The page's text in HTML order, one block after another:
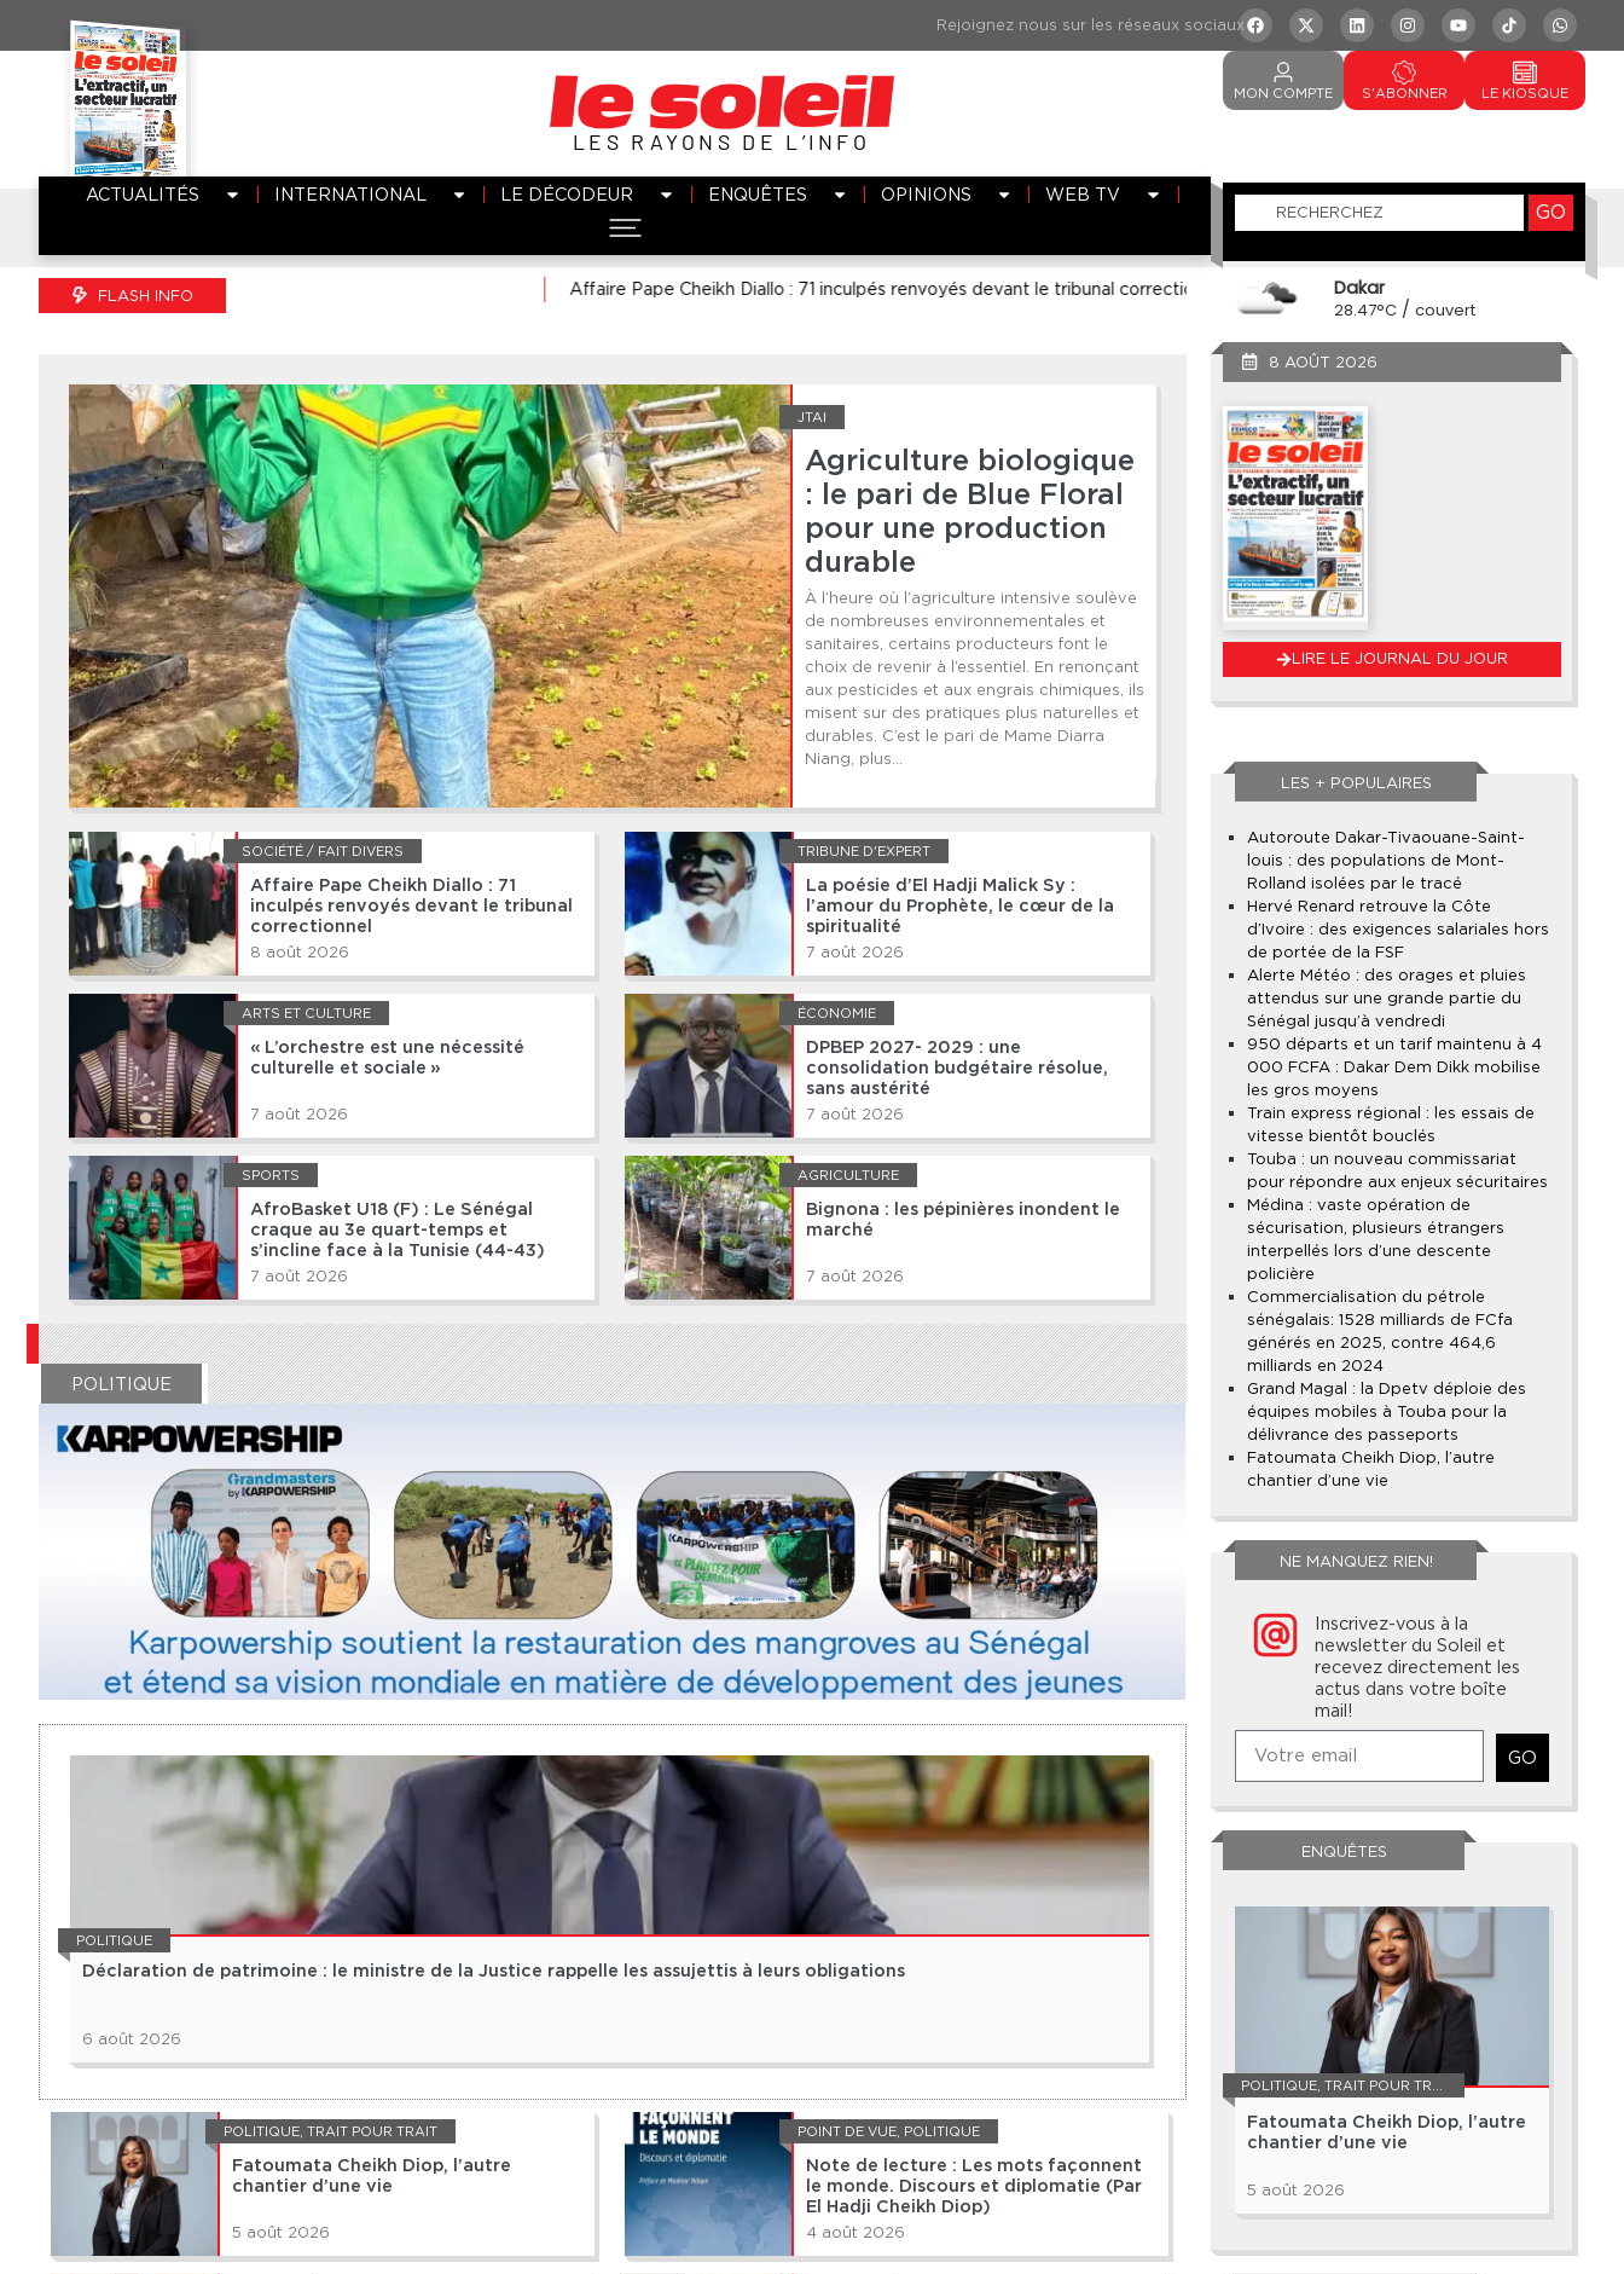
LES RAYONS DE L’INFO
MON COMPTE S'ABONNER LE KIOSQUE
ACTUALITÉS INTERNATIONAL LE DÉCODEUR ENQUÊTES OPINIONS WEB TV
GO
FLASH INFO Affaire Pape Cheikh Diallo : 71 inculpés renvoyés devant le tribunal correctionnel Agriculture biologique : le pari de Blue Floral pour
Dakar
28.47°C / couvert
JTAI
Agriculture biologique
: le pari de Blue Floral
pour une production
durable
À l’heure où l’agriculture intensive soulève
de nombreuses environnementales et
sanitaires, certains producteurs font le
choix de revenir à l’essentiel. En renonçant
aux pesticides et aux engrais chimiques, ils
misent sur des pratiques plus naturelles et
durables. C’est le pari de Mame Diarra
Niang, plus...
SOCIÉTÉ / FAIT DIVERS
Affaire Pape Cheikh Diallo : 71
inculpés renvoyés devant le tribunal
correctionnel
8 août 2026
TRIBUNE D'EXPERT
La poésie d’El Hadji Malick Sy :
l’amour du Prophète, le cœur de la
spiritualité
7 août 2026
ARTS ET CULTURE
« L’orchestre est une nécessité
culturelle et sociale »
7 août 2026
ÉCONOMIE
DPBEP 2027- 2029 : une
consolidation budgétaire résolue,
sans austérité
7 août 2026
SPORTS
AfroBasket U18 (F) : Le Sénégal
craque au 3e quart-temps et
s’incline face à la Tunisie (44-43)
7 août 2026
AGRICULTURE
Bignona : les pépinières inondent le
marché
7 août 2026
POLITIQUE
POLITIQUE
Déclaration de patrimoine : le ministre de la Justice rappelle les assujettis à leurs obligations
6 août 2026
POLITIQUE
Pape Mahawa Diouf : « Nous n’écartons pas
POLITIQUE TRAIT POUR TRAIT
Fatoumata Cheikh Diop, l’autre
chantier d’une vie
5 août 2026
POINT DE VUE POLITIQUE
Note de lecture : Les mots façonnent
le monde. Discours et diplomatie (Par
El Hadji Cheikh Diop)
4 août 2026
8 AOÛT 2026
LIRE LE JOURNAL DU JOUR
LES + POPULAIRES
Autoroute Dakar-Tivaouane-Saint-
louis : des populations de Mont-
Rolland isolées par le tracé
Hervé Renard retrouve la Côte
d’Ivoire : des exigences salariales hors
de portée de la FSF
Alerte Météo : des orages et pluies
attendus sur une grande partie du
Sénégal jusqu’à vendredi
950 départs et un tarif maintenu à 4
000 FCFA : Dakar Dem Dikk mobilise
les gros moyens
Train express régional : les essais de
vitesse bientôt bouclés
Touba : un nouveau commissariat
pour répondre aux enjeux sécuritaires
Médina : vaste opération de
sécurisation, plusieurs étrangers
interpellés lors d’une descente
policière
Commercialisation du pétrole
sénégalais : 1528 milliards de FCfa
générés en 2025, contre 464,6
milliards en 2024
Grand Magal : la Dpetv déploie des
équipes mobiles à Touba pour la
délivrance des passeports
Fatoumata Cheikh Diop, l’autre
chantier d’une vie
NE MANQUEZ RIEN!
Inscrivez-vous à la
newsletter du Soleil et
recevez directement les
actus dans votre boîte
mail!
GO
ENQUÊTES
POLITIQUE, TRAIT POUR TRAIT
Fatoumata Cheikh Diop, l’autre
chantier d’une vie
5 août 2026